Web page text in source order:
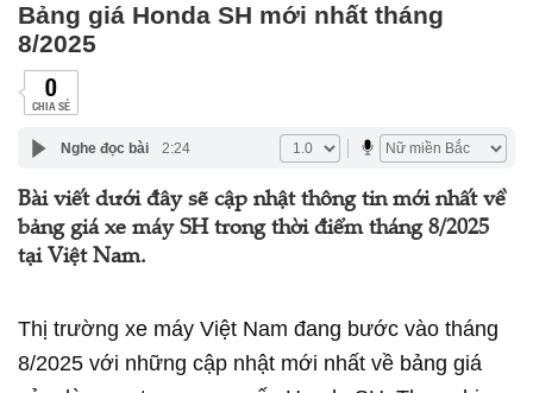
Bảng giá Honda SH mới nhất tháng
8/2025
0
CHIA SẺ
Nghe đọc bài 2:24
Bài viết dưới đây sẽ cập nhật thông tin mới nhất về
bảng giá xe máy SH trong thời điểm tháng 8/2025
tại Việt Nam.
Thị trường xe máy Việt Nam đang bước vào tháng
8/2025 với những cập nhật mới nhất về bảng giá